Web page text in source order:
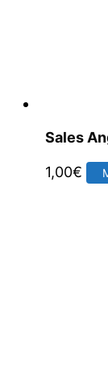
Sales
1,00€